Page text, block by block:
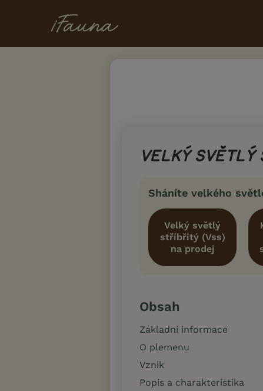
VELKÝ SVĚTLÝ
Sháníte velkého
Velký světlý
stříbřitý (Vss)
na prodej
Obsah
Základní informace
O plemenu
Vznik
Popis a charakteristika